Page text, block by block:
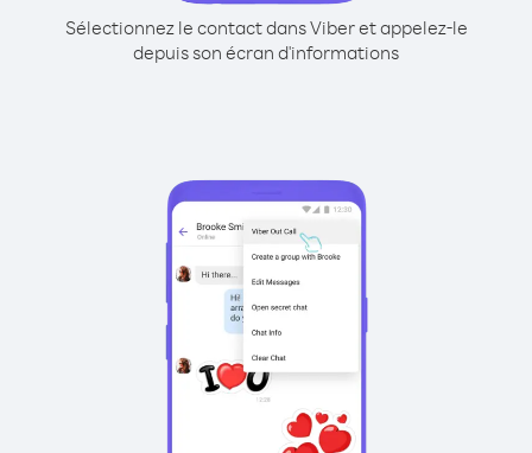
Sélectionnez le contact dans Viber et appelez-le
depuis son écran d'informations